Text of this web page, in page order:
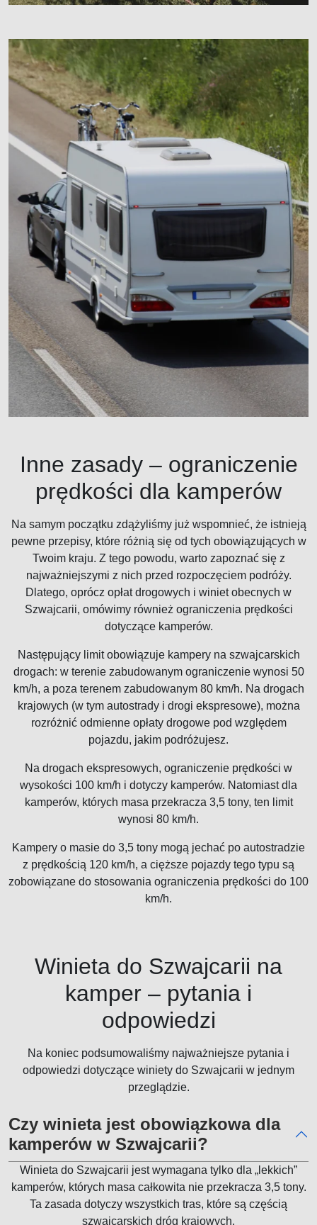
Inne zasady – ograniczenie
prędkości dla kamperów
Na samym początku zdążyliśmy już wspomnieć, że istnieją
pewne przepisy, które różnią się od tych obowiązujących w
Twoim kraju. Z tego powodu, warto zapoznać się z
najważniejszymi z nich przed rozpoczęciem podróży.
Dlatego, oprócz opłat drogowych i winiet obecnych w
Szwajcarii, omówimy również ograniczenia prędkości
dotyczące kamperów.
Następujący limit obowiązuje kampery na szwajcarskich
drogach: w terenie zabudowanym ograniczenie wynosi 50
km/h, a poza terenem zabudowanym 80 km/h. Na drogach
krajowych (w tym autostrady i drogi ekspresowe), można
rozróżnić odmienne opłaty drogowe pod względem
pojazdu, jakim podróżujesz.
Na drogach ekspresowych, ograniczenie prędkości w
wysokości 100 km/h i dotyczy kamperów. Natomiast dla
kamperów, których masa przekracza 3,5 tony, ten limit
wynosi 80 km/h.
Kampery o masie do 3,5 tony mogą jechać po autostradzie
z prędkością 120 km/h, a cięższe pojazdy tego typu są
zobowiązane do stosowania ograniczenia prędkości do 100
km/h.
Winieta do Szwajcarii na
kamper – pytania i
odpowiedzi
Na koniec podsumowaliśmy najważniejsze pytania i
odpowiedzi dotyczące winiety do Szwajcarii w jednym
przeglądzie.
Czy winieta jest obowiązkowa dla
kamperów w Szwajcarii?
Winieta do Szwajcarii jest wymagana tylko dla „lekkich”
kamperów, których masa całkowita nie przekracza 3,5 tony.
Ta zasada dotyczy wszystkich tras, które są częścią
szwajcarskich dróg krajowych.